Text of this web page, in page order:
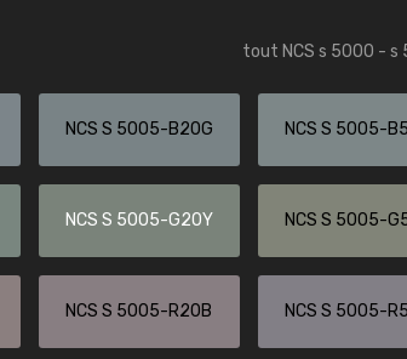
tout NCS s 5000 - s
NCS S 5005-B20G NCS S 5005-
NCS S 5005-G20Y NCS S 5005-
NCS S 5005-R20B NCS S 5005-